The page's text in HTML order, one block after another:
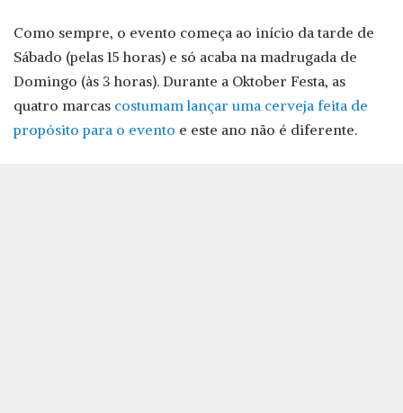
Como sempre, o evento começa ao início da tarde de
Sábado (pelas 15 horas) e só acaba na madrugada de
Domingo (às 3 horas). Durante a Oktober Festa, as
quatro marcas costumam lançar uma cerveja feita de
propósito para o evento e este ano não é diferente.